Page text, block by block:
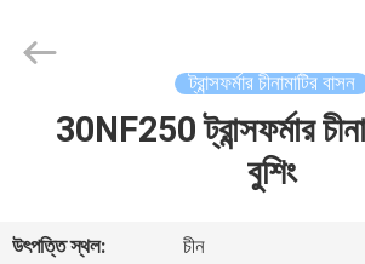
Power
Electric
ট্রান্সফর্মার চীনামাটির বাসন
30NF250 ট্রান্সফর্মার
বুশিং
উৎপত্তি স্থল:
চীন